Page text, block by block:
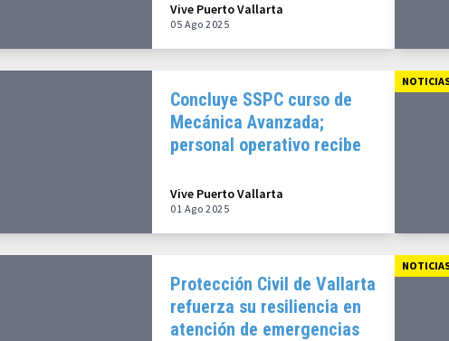
Vive Puerto Vallarta
05 Ago 2025
Concluye SSPC curso de
Mecánica Avanzada;
personal operativo recibe
Vive Puerto Vallarta
01 Ago 2025
Protección Civil de Vallarta
refuerza su resiliencia en
atención de emergencias